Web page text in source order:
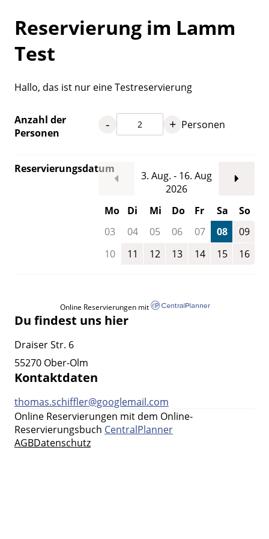
Reservierung im Lamm
Test
Hallo, das ist nur eine Testreservierung
Anzahl der
Personen
- + Personen
Reservierungsdatum
3. Aug. - 16. Aug
2026
Mo
Di Mi Do Fr Sa
So
03
04 05 06 07 08
09
10
11 12 13 14 15 16
Online Reservierungen mit
Du findest uns hier
Draiser Str. 6
55270 Ober-Olm
Kontaktdaten
thomas.schiffler@googlemail.com
Online Reservierungen mit dem Online-
Reservierungsbuch CentralPlanner
AGBDatenschutz